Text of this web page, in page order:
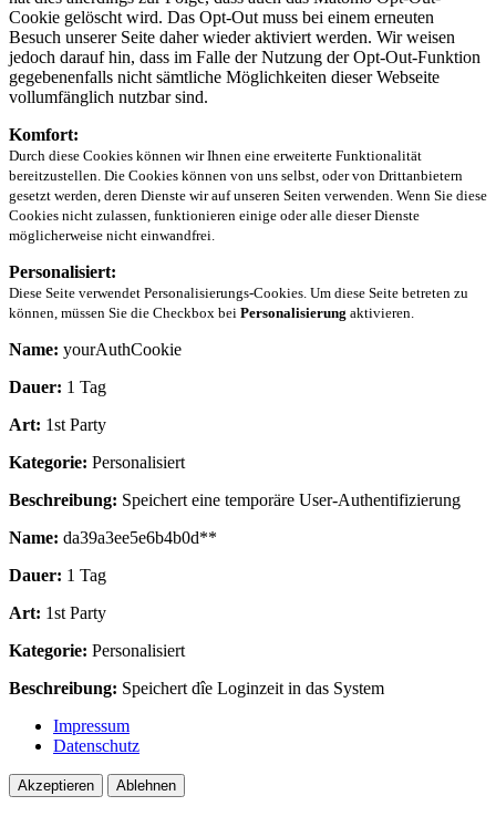
Cookie gelöscht wird. Das Opt-Out muss bei einem erneuten
Besuch unserer Seite daher wieder aktiviert werden. Wir weisen
jedoch darauf hin, dass im Falle der Nutzung der Opt-Out-Funktion
gegebenenfalls nicht sämtliche Möglichkeiten dieser Webseite
vollumfänglich nutzbar sind.
Komfort:
Durch diese Cookies können wir Ihnen eine erweiterte Funktionalität
bereitzustellen. Die Cookies können von uns selbst, oder von Drittanbietern
gesetzt werden, deren Dienste wir auf unseren Seiten verwenden. Wenn Sie diese
Cookies nicht zulassen, funktionieren einige oder alle dieser Dienste
möglicherweise nicht einwandfrei.
Personalisiert:
Diese Seite verwendet Personalisierungs-Cookies. Um diese Seite betreten zu
können, müssen Sie die Checkbox bei Personalisierung aktivieren.
Name: yourAuthCookie
Dauer: 1 Tag
Art: 1st Party
Kategorie: Personalisiert
Beschreibung: Speichert eine temporäre User-Authentifizierung
Name: da39a3ee5e6b4b0d**
Dauer: 1 Tag
Art: 1st Party
Kategorie: Personalisiert
Beschreibung: Speichert dîe Loginzeit in das System
Impressum
Datenschutz
Akzeptieren Ablehnen